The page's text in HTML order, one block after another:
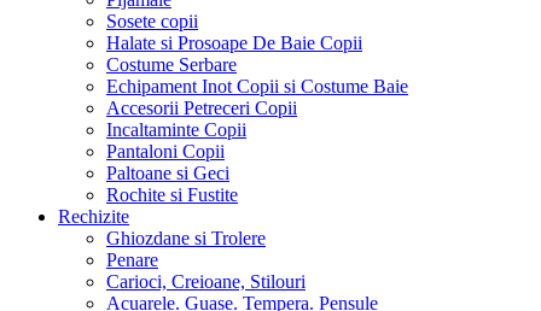
Sosete copii
Halate si Prosoape De Baie Copii
Costume Serbare
Echipament Inot Copii si Costume Baie
Accesorii Petreceri Copii
Incaltaminte Copii
Pantaloni Copii
Paltoane si Geci
Rochite si Fustite
Rechizite
Ghiozdane si Trolere
Penare
Carioci, Creioane, Stilouri
Acuarele. Guase. Tempera. Pensule